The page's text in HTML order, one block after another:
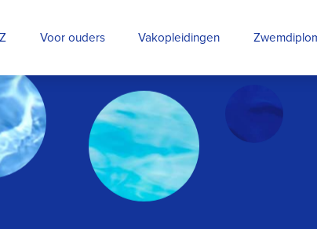
Voor ouders Vakopleidingen